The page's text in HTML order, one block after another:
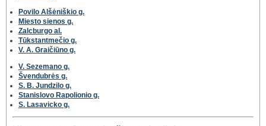
Povilo Alšėniškio g.
Miesto sienos g.
Zalcburgo al.
Tūkstantmečio g.
V. A. Graičiūno g.
V. Sezemano g.
Švendubrės g.
S. B. Jundzilo g.
Stanislovo Rapolionio g.
S. Lasavicko g.